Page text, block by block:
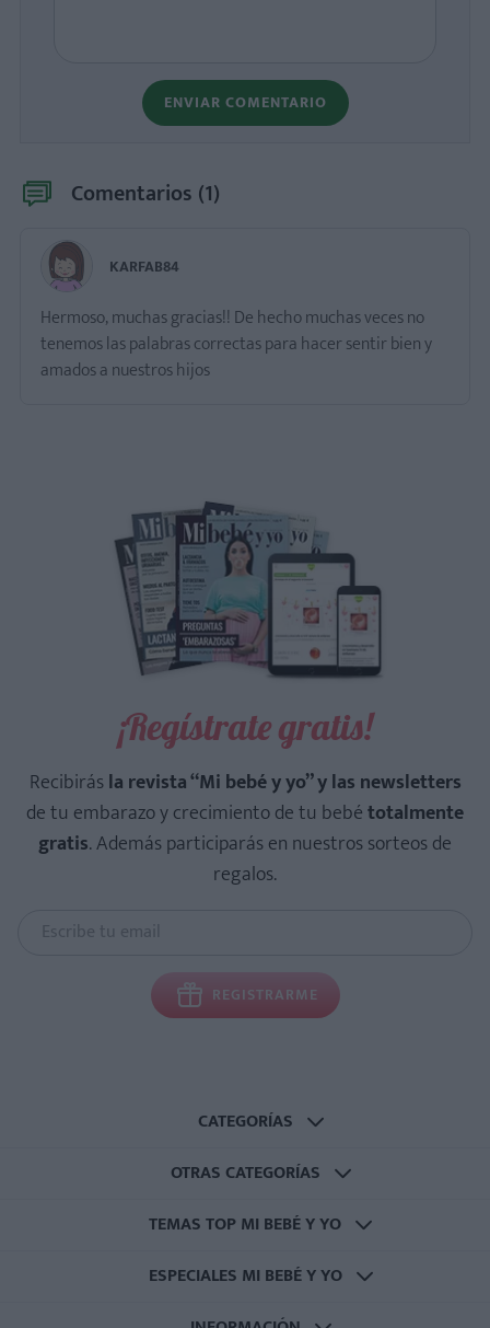
ENVIAR COMENTARIO
Comentarios (1)
KARFAB84
Hermoso, muchas gracias!! De hecho muchas veces no
tenemos las palabras correctas para hacer sentir bien y
amados a nuestros hijos
¡Regístrate gratis!
Recibirásla revista “Mi bebé y yo” y las newsletters
de tu embarazo y crecimiento de tu bebétotalmente
gratis. Además participarás en nuestros sorteos de
regalos.
REGISTRARME
CATEGORÍAS
OTRAS CATEGORÍAS
TEMAS TOP MI BEBÉ Y YO
ESPECIALES MI BEBÉ Y YO